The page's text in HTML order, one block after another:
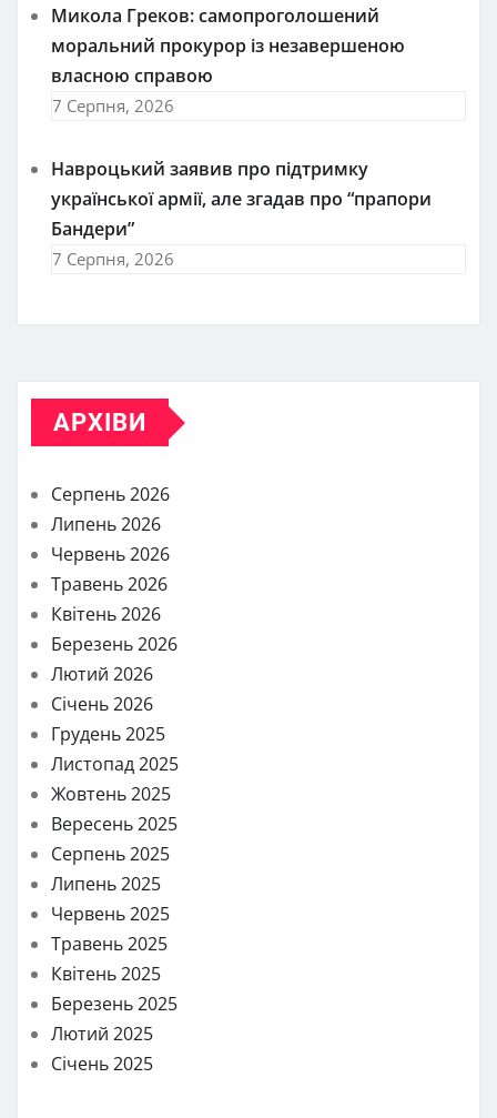
Микола Греков: самопроголошений
моральний прокурор із незавершеною
власною справою
7 Серпня, 2026
Навроцький заявив про підтримку
української армії, але згадав про “прапори
Бандери”
7 Серпня, 2026
АРХІВИ
Серпень 2026
Липень 2026
Червень 2026
Травень 2026
Квітень 2026
Березень 2026
Лютий 2026
Січень 2026
Грудень 2025
Листопад 2025
Жовтень 2025
Вересень 2025
Серпень 2025
Липень 2025
Червень 2025
Травень 2025
Квітень 2025
Березень 2025
Лютий 2025
Січень 2025